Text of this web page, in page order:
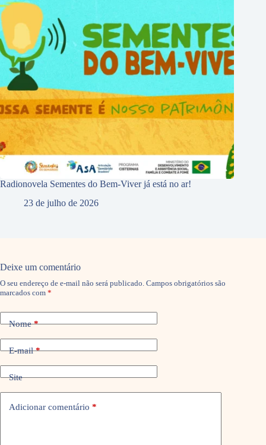
Radionovela Sementes do Bem-Viver já está no ar!
23 de julho de 2026
Deixe um comentário
O seu endereço de e-mail não será publicado. Campos obrigatórios são
marcados com *
Nome*
E-mail*
Site
Adicionar comentário *